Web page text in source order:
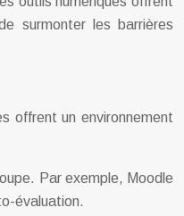
surmonter les barrières
offrent un environnement
Par exemple, Moodle
évaluation.